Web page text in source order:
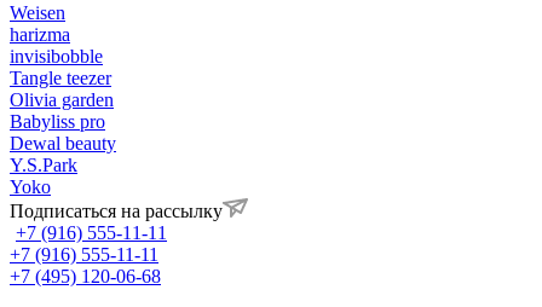
Weisen
harizma
invisibobble
Tangle teezer
Olivia garden
Babyliss pro
Dewal beauty
Y.S.Park
Yoko
Подписаться на рассылку
+7 (916) 555-11-11
+7 (916) 555-11-11
+7 (495) 120-06-68